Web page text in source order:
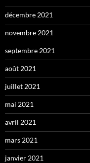
décembre 2021
novembre 2021
septembre 2021
août 2021
juillet 2021
mai 2021
avril 2021
mars 2021
janvier 2021